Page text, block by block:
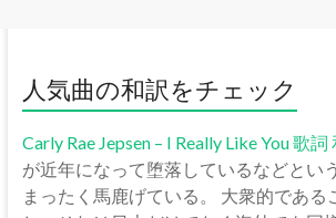
人気曲の和訳をチェック
Carly Rae Jepsen – I Really Like You 歌詞
が近年になって堕落しているなどとい
まったく馬鹿げている。 大衆的である